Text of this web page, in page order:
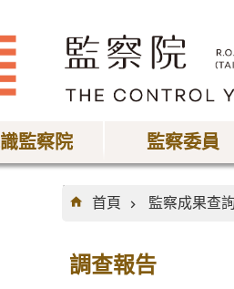
監察院 監察委員
:::
首頁
監察成果查詢
調查報告